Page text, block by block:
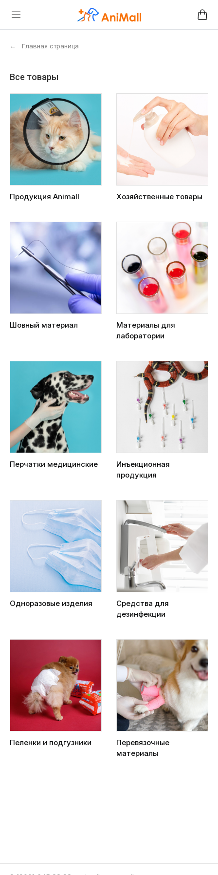
← Главная страница
Все товары
Продукция Animall Хозяйственные товары
Шовный материал
Материалы для
лаборатории
Перчатки медицинские
Инъекционная
продукция
Одноразовые изделия
Средства для
дезинфекции
Пеленки и подгузники
Перевязочные
материалы